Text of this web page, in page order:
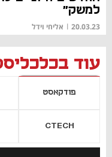
למשק"
20.03.23
| אליחי וידל
עוד
פודקאסט
CTECH
חדשה